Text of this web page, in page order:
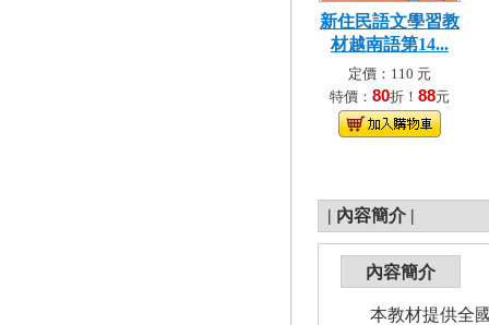
新住民語文學習教
材越南語第14...
定價：110 元
特價： 80折！ 88元
| 內容簡介 |
內容簡介
本教材提供全國